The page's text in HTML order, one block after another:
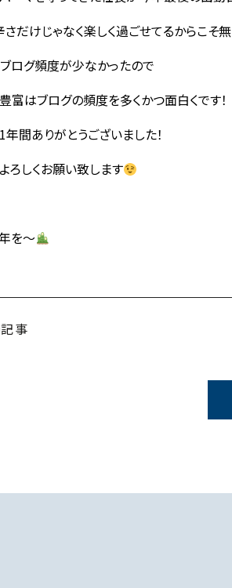
さだけじゃなく楽しく過ごせてるからこそ
ログ頻度が少なかったので
富はブログの頻度を多くかつ面白くです！
間ありがとうございました！
ろしくお願い致します
を〜
事